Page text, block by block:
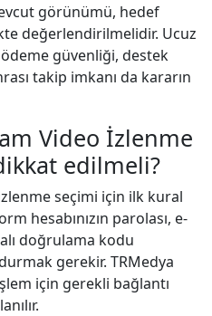
görünümü, hedef
değerlendirilmelidir. Ucuz
güvenliği, destek
takip imkanı da kararın
Video İzlenme
edilmeli?
seçimi için ilk kural
hesabınızın parolası, e-
doğrulama kodu
gerekir. TRMedya
için gerekli bağlantı